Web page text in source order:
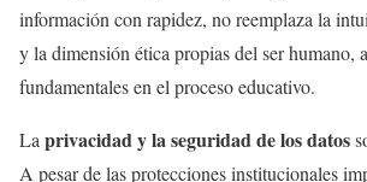
información con rapidez, no reemplaza la
y la dimensión ética propias del ser humano,
fundamentales en el proceso educativo.
La privacidad y la seguridad de los datos
A pesar de las protecciones institucionales